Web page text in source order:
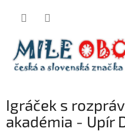
Igráček s
akadémia - Upír